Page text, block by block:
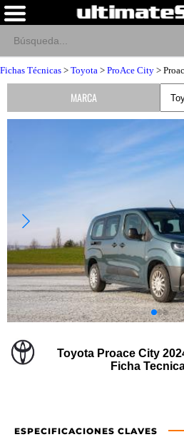
Fichas Técnicas > Toyota > ProAce City >
Toyota Proace City
Ficha
ESPECIFICACIONES CLAVES
MARCA